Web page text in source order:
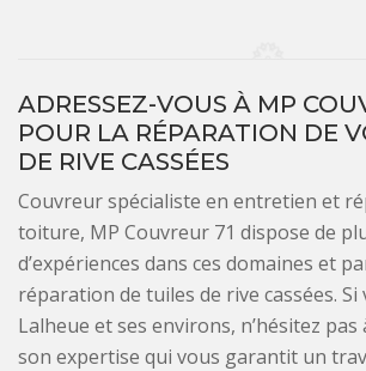
ADRESSEZ-VOUS À MP
POUR LA RÉPARATION DE
DE RIVE CASSÉES
Couvreur spécialiste en entretien et
toiture, MP Couvreur 71 dispose de
d’expériences dans ces domaines et
réparation de tuiles de rive cassées.
Lalheue et ses environs, n’hésitez
son expertise qui vous garantit un